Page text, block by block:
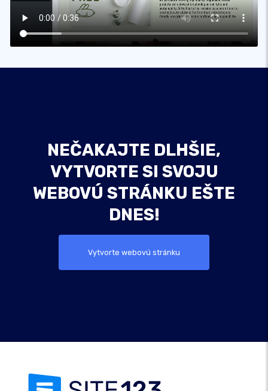
NEČAKAJTE DLHŠIE,
VYTVORTE SI SVOJU
WEBOVÚ STRÁNKU EŠTE
DNES!
Vytvorte webovú stránku